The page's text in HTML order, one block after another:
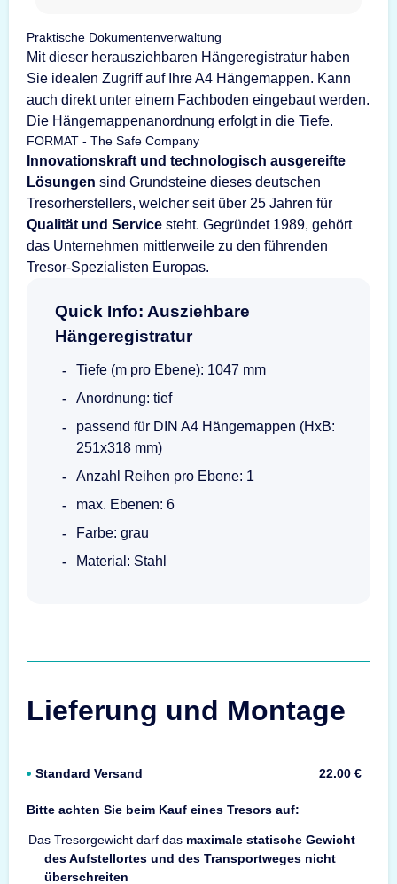
Praktische Dokumentenverwaltung
Mit dieser herausziehbaren Hängeregistratur haben
Sie idealen Zugriff auf Ihre A4 Hängemappen. Kann
auch direkt unter einem Fachboden eingebaut werden.
Die Hängemappenanordnung erfolgt in die Tiefe.
FORMAT - The Safe Company
Innovationskraft und technologisch ausgereifte
Lösungen sind Grundsteine dieses deutschen
Tresorherstellers, welcher seit über 25 Jahren für
Qualität und Service steht. Gegründet 1989, gehört
das Unternehmen mittlerweile zu den führenden
Tresor-Spezialisten Europas.
Quick Info: Ausziehbare
Hängeregistratur
Tiefe (m pro Ebene): 1047 mm
Anordnung: tief
passend für DIN A4 Hängemappen (HxB:
251x318 mm)
Anzahl Reihen pro Ebene: 1
max. Ebenen: 6
Farbe: grau
Material: Stahl
Lieferung und Montage
Standard Versand 22.00 €
Bitte achten Sie beim Kauf eines Tresors auf:
Das Tresorgewicht darf das maximale statische Gewicht
des Aufstellortes und des Transportweges nicht
überschreiten